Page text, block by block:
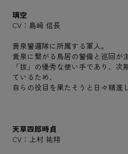
璃空
CV：島﨑 信長
黄泉警邏隊に所属する軍人。
黄泉に繋がる鳥居の警備と巡回が
「拔」の優秀な使い手であり、
ているため、
自らの役目を果たそうと日々精進
天草四郎時貞
CV：上村 祐翔